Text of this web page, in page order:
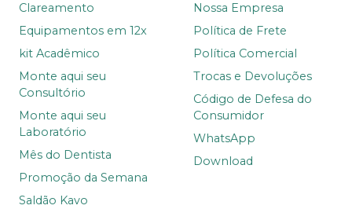
Clareamento
Equipamentos em 12x
kit Acadêmico
Monte aqui seu
Consultório
Monte aqui seu
Laboratório
Mês do Dentista
Promoção da Semana
Saldão Kavo
Nossa Empresa
Política de Frete
Política Comercial
Trocas e Devoluções
Código de Defesa do
Consumidor
WhatsApp
Download